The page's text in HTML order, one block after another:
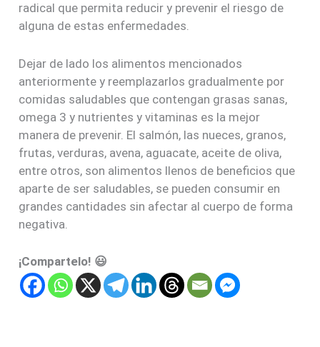
radical que permita reducir y prevenir el riesgo de
alguna de estas enfermedades.
Dejar de lado los alimentos mencionados
anteriormente y reemplazarlos gradualmente por
comidas saludables que contengan grasas sanas,
omega 3 y nutrientes y vitaminas es la mejor
manera de prevenir. El salmón, las nueces, granos,
frutas, verduras, avena, aguacate, aceite de oliva,
entre otros, son alimentos llenos de beneficios que
aparte de ser saludables, se pueden consumir en
grandes cantidades sin afectar al cuerpo de forma
negativa.
¡Compartelo! 😃